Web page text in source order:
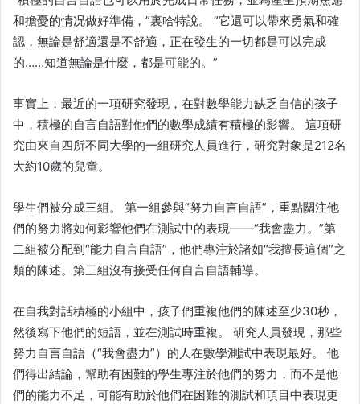
和擔憂的情况做好準備，”裏哈特說。 “它還可以帶來勇氣和確
認，無論是舒適還是不舒適，正在發生的一切都是可以完成
的……知道無論是什麼，都是可能的。”
事實上，最近的一項研究發現，在對數學能力缺乏自信的孩子
中，積極的自言自語對他們的數學成績有積極的影響。 這項研
究由來自四所不同大學的一組研究人員進行，研究對象是212名
大約10歲的兒童。
學生們被分成三組。 第一組參與“努力自言自語”，重點關注他
們的努力將如何影響他們在測試中的表現——“我會盡力。”第
二組被分配到“能力自言自語”，他們專注於諸如“我擅長這個”之
類的陳述。第三組沒有接受任何自言自語輔導。
在自我對話積極的小組中，孩子們重複他們的陳述至少30秒，
然後寫下他們的短語，並在測試時重複。 研究人員發現，那些
努力自言自語（“我會盡力”）的人在數學測試中表現最好。 他
們得出結論，幫助有困難的學生專注於他們的努力，而不是他
們的能力不足，可能有助於他們在困難的測試和項目中表現更